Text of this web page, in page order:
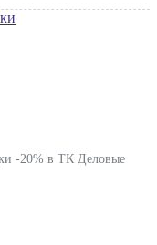
-20% в ТК Деловые